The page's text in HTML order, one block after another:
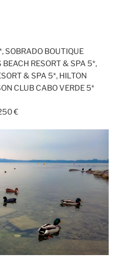
SOBRADO BOUTIQUE
RESORT & SPA 5*,
& SPA 5*, HILTON
CLUB CABO VERDE 5*
€